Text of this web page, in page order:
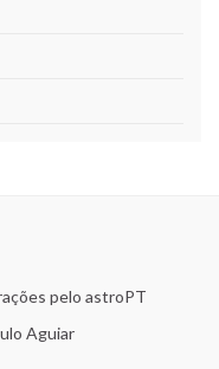
pelo astroPT
Aguiar